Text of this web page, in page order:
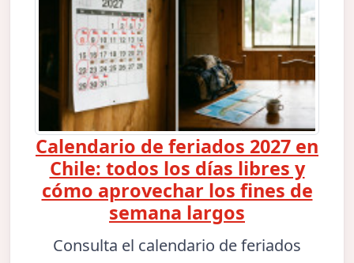
Calendario de feriados 2027 en
Chile: todos los días libres y
cómo aprovechar los fines de
semana largos
Consulta el calendario de feriados